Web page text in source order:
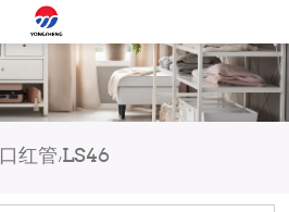
口红管 /LS46